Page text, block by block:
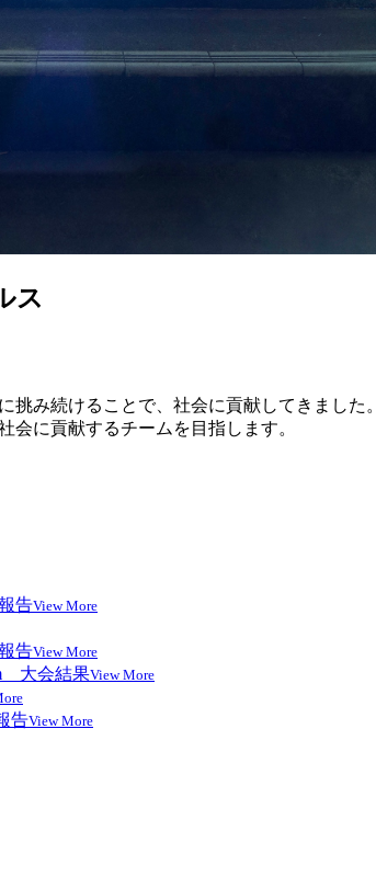
ス
挑み続けることで、 社会に貢献してきました。
会に貢献するチームを目指します。
告View More
告View More
大会結果View More
告View More